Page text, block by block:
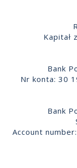
Kapitał
Bank
Nr konta: 30
Bank
Account